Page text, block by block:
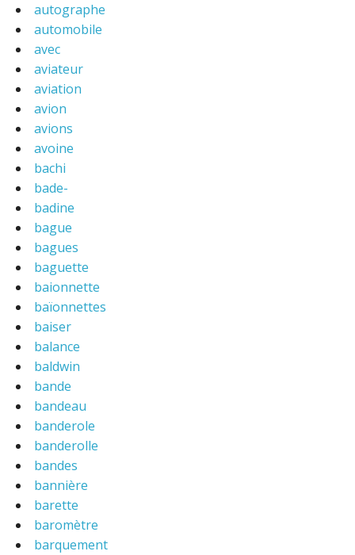
autographe
automobile
avec
aviateur
aviation
avion
avions
avoine
bachi
bade-
badine
bague
bagues
baguette
baionnette
baïonnettes
baiser
balance
baldwin
bande
bandeau
banderole
banderolle
bandes
bannière
barette
baromètre
barquement